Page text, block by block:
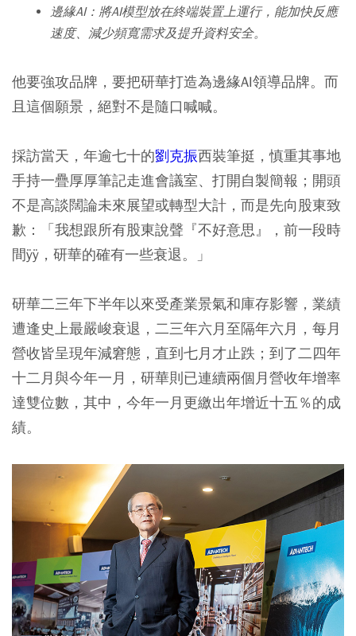
邊緣AI：將AI模型放在終端裝置上運行，能加快反應
速度、減少頻寬需求及提升資料安全。
他要強攻品牌，要把研華打造為邊緣AI領導品牌。而
且這個願景，絕對不是隨口喊喊。
採訪當天，年逾七十的劉克振西裝筆挺，慎重其事地
手持一疊厚厚筆記走進會議室、打開自製簡報；開頭
不是高談闊論未來展望或轉型大計，而是先向股東致
歉：「我想跟所有股東說聲『不好意思』，前一段時
間ÿÿ，研華的確有一些衰退。」
研華二三年下半年以來受產業景氣和庫存影響，業績
遭逢史上最嚴峻衰退，二三年六月至隔年六月，每月
營收皆呈現年減窘態，直到七月才止跌；到了二四年
十二月與今年一月，研華則已連續兩個月營收年增率
達雙位數，其中，今年一月更繳出年增近十五％的成
績。